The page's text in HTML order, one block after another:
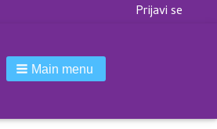
Korisnički
Prijavi se
Main menu